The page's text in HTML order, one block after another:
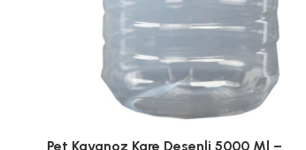
Pet Kavanoz Kare Desenli 5000 Ml –